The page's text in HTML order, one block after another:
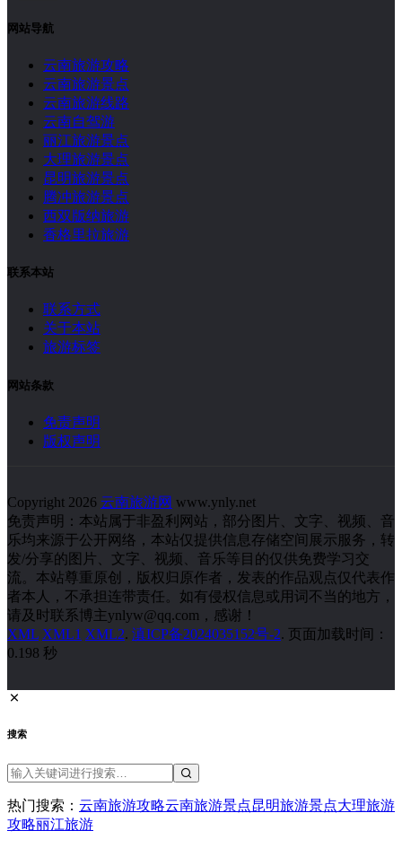
网站导航
云南旅游攻略
云南旅游景点
云南旅游线路
云南自驾游
丽江旅游景点
大理旅游景点
昆明旅游景点
腾冲旅游景点
西双版纳旅游
香格里拉旅游
联系本站
联系方式
关于本站
旅游标签
网站条款
免责声明
版权声明
Copyright 2026 云南旅游网 www.ynly.net
免责声明：本站属于非盈利网站，部分图片、文字、视频、音
乐均来源于公开网络，本站仅提供信息存储空间展示服务，转
发/分享的图片、文字、视频、音乐等目的仅供免费学习交
流。本站尊重原创，版权归原作者，发表的作品观点仅代表作
者本人，不承担连带责任。如有侵权信息或用词不当的地方，
请及时联系博主ynlyw@qq.com，感谢！
XML XML1 XML2. 滇ICP备2024035152号-2. 页面加载时间：
0.198 秒
搜索
热门搜索： 云南旅游攻略云南旅游景点昆明旅游景点大理旅游
攻略丽江旅游